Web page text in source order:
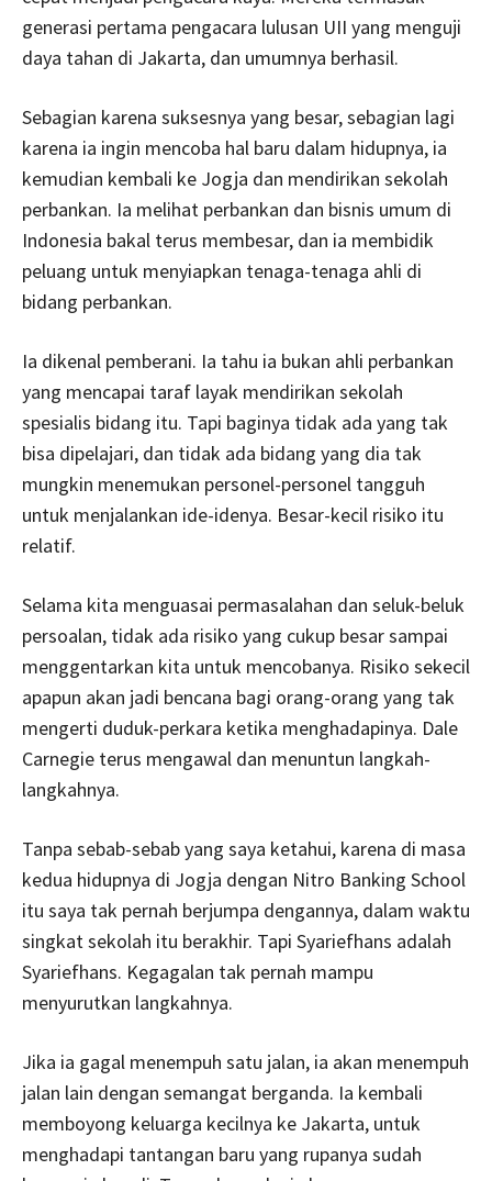
generasi pertama pengacara lulusan UII yang menguji
daya tahan di Jakarta, dan umumnya berhasil.
Sebagian karena suksesnya yang besar, sebagian lagi
karena ia ingin mencoba hal baru dalam hidupnya, ia
kemudian kembali ke Jogja dan mendirikan sekolah
perbankan. Ia melihat perbankan dan bisnis umum di
Indonesia bakal terus membesar, dan ia membidik
peluang untuk menyiapkan tenaga-tenaga ahli di
bidang perbankan.
Ia dikenal pemberani. Ia tahu ia bukan ahli perbankan
yang mencapai taraf layak mendirikan sekolah
spesialis bidang itu. Tapi baginya tidak ada yang tak
bisa dipelajari, dan tidak ada bidang yang dia tak
mungkin menemukan personel-personel tangguh
untuk menjalankan ide-idenya. Besar-kecil risiko itu
relatif.
Selama kita menguasai permasalahan dan seluk-beluk
persoalan, tidak ada risiko yang cukup besar sampai
menggentarkan kita untuk mencobanya. Risiko sekecil
apapun akan jadi bencana bagi orang-orang yang tak
mengerti duduk-perkara ketika menghadapinya. Dale
Carnegie terus mengawal dan menuntun langkah-
langkahnya.
Tanpa sebab-sebab yang saya ketahui, karena di masa
kedua hidupnya di Jogja dengan Nitro Banking School
itu saya tak pernah berjumpa dengannya, dalam waktu
singkat sekolah itu berakhir. Tapi Syariefhans adalah
Syariefhans. Kegagalan tak pernah mampu
menyurutkan langkahnya.
Jika ia gagal menempuh satu jalan, ia akan menempuh
jalan lain dengan semangat berganda. Ia kembali
memboyong keluarga kecilnya ke Jakarta, untuk
menghadapi tantangan baru yang rupanya sudah